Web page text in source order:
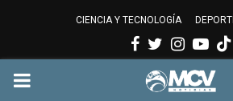
CIENCIA Y TECNOLOGÍA
Facebook
Twitter
PRIMARY